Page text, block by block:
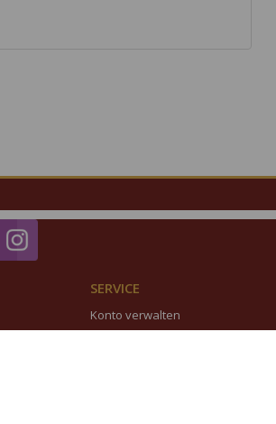
SERVICE
Konto verwalten